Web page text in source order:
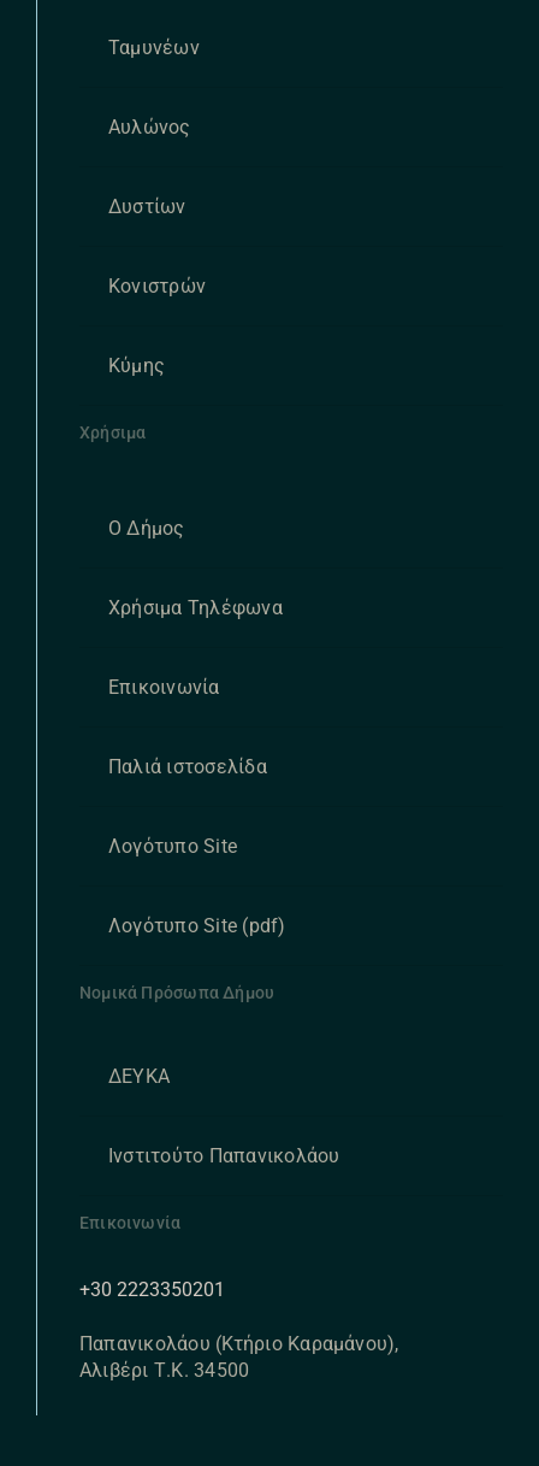
Ταμυνέων
Αυλώνος
Δυστίων
Κονιστρών
Κύμης
Χρήσιμα
Ο Δήμος
Χρήσιμα Τηλέφωνα
Επικοινωνία
Παλιά ιστοσελίδα
Λογότυπο Site
Λογότυπο Site (pdf)
Νομικά Πρόσωπα Δήμου
ΔΕΥΚΑ
Ινστιτούτο Παπανικολάου
Επικοινωνία
+30 2223350201
Παπανικολάου (Κτήριο Καραμάνου),
Αλιβέρι Τ.Κ. 34500